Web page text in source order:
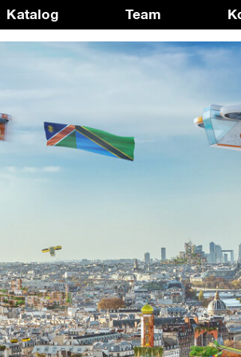
Katalog Team